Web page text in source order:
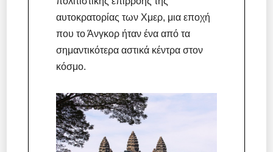
αυτοκρατορίας των Χμερ, μια εποχή
που το Άνγκορ ήταν ένα από τα
σημαντικότερα αστικά κέντρα στον
κόσμο.